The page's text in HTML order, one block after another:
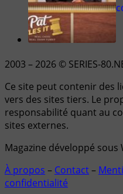
2003 – 2026 © SERIES-
Ce site peut contenir des
vers des sites tiers. Le
responsabilité quant au
sites externes.
Magazine développé
À propos – Contact–
confidentialité